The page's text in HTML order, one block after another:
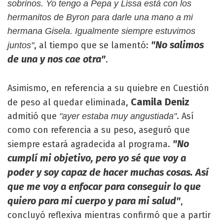
sobrinos. Yo tengo a Pepa y Lissa está con los
hermanitos de Byron para darle una mano a mi
hermana Gisela. Igualmente siempre estuvimos
juntos", al tiempo que se lamentó: "No salimos
de una y nos cae otra".
Asimismo, en referencia a su quiebre en Cuestión
de peso al quedar eliminada, Camila Deniz
admitió que "ayer estaba muy angustiada". Así
como con referencia a su peso, aseguró que
siempre estará agradecida al programa. "No
cumplí mi objetivo, pero yo sé que voy a
poder y soy capaz de hacer muchas cosas. Así
que me voy a enfocar para conseguir lo que
quiero para mi cuerpo y para mi salud",
concluyó reflexiva mientras confirmó que a partir